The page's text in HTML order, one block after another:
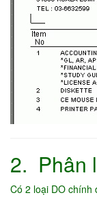
2. Phân
Có 2 loại DO chính